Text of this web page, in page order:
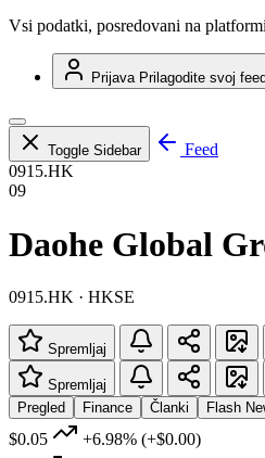
Vsi podatki, posredovani na
Prijava Prilagodite svoj feed
Toggle Sidebar
Feed
0915.HK
09
Daohe Global
0915.HK · HKSE
Spremljaj
Spremljaj
Pregled
Finance Članki Flash
$0.05 +6.98% (+$0.00)